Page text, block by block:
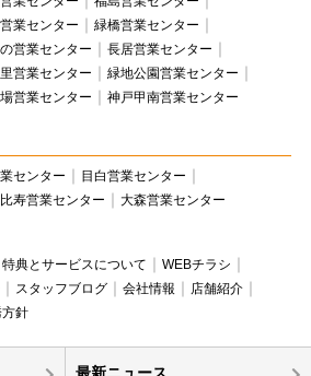
業センター
緑橋営業センター
営業センター
長居営業センター
営業センター
緑地公園営業センター
営業センター 神戸甲南営業センター
センター
目白営業センター
寿営業センター 大森営業センター
特典とサービスについて
WEBチラシ
スタッフブログ 会社情報
店舗紹介
針
最新ニュース